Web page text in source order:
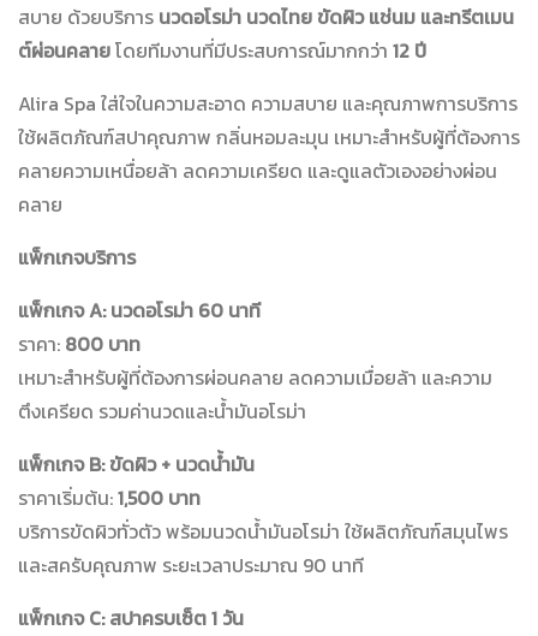
สบาย ด้วยบริการ นวดอโรม่า นวดไทย ขัดผิว แช่นม และทรีตเมน
ต์ผ่อนคลายโดยทีมงานที่มีประสบการณ์มากกว่า 12 ปี
Alira Spa ใส่ใจในความสะอาด ความสบาย และคุณภาพการบริการ
ใช้ผลิตภัณฑ์สปาคุณภาพ กลิ่นหอมละมุน เหมาะสำหรับผู้ที่ต้องการ
คลายความเหนื่อยล้า ลดความเครียด และดูแลตัวเองอย่างผ่อน
คลาย
แพ็กเกจบริการ
แพ็กเกจ A: นวดอโรม่า 60 นาที
ราคา: 800 บาท
เหมาะสำหรับผู้ที่ต้องการผ่อนคลาย ลดความเมื่อยล้า และความ
ตึงเครียด รวมค่านวดและน้ำมันอโรม่า
แพ็กเกจ B: ขัดผิว + นวดน้ำมัน
ราคาเริ่มต้น:1,500 บาท
บริการขัดผิวทั่วตัว พร้อมนวดน้ำมันอโรม่า ใช้ผลิตภัณฑ์สมุนไพร
และสครับคุณภาพ ระยะเวลาประมาณ 90 นาที
แพ็กเกจ C: สปาครบเซ็ต 1 วัน